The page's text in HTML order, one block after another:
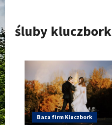
śluby kluczbork
Baza firm Kluczbork